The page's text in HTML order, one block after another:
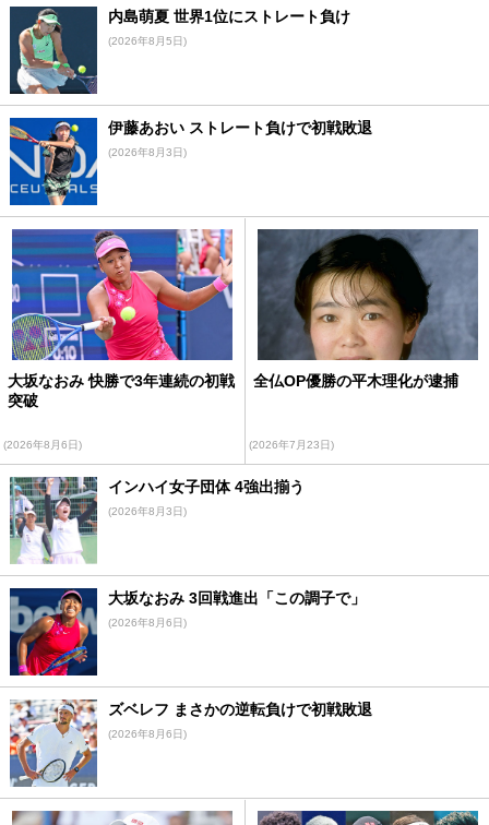
内島萌夏 世界1位にストレート負け
(2026年8月5日)
伊藤あおい ストレート負けで初戦敗退
(2026年8月3日)
大坂なおみ 快勝で3年連続の初戦
突破
(2026年8月6日)
全仏OP優勝の平木理化が逮捕
(2026年7月23日)
インハイ女子団体 4強出揃う
(2026年8月3日)
大坂なおみ 3回戦進出「この調子で」
(2026年8月6日)
ズベレフ まさかの逆転負けで初戦敗退
(2026年8月6日)